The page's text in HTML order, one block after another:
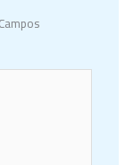
Campos